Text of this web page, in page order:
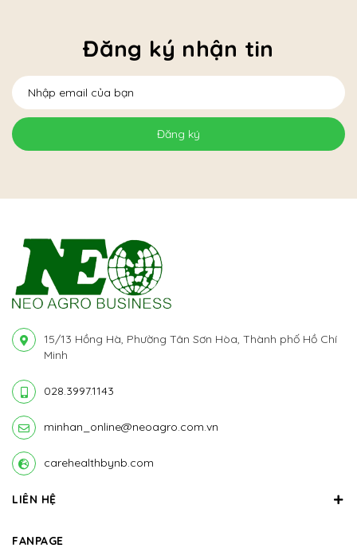
Đăng ký nhận tin
Đăng ký
15/13 Hồng Hà, Phường Tân Sơn Hòa, Thành phố Hồ Chí
Minh
028.3997.1143
minhan_online@neoagro.com.vn
carehealthbynb.com
LIÊN HỆ
FANPAGE